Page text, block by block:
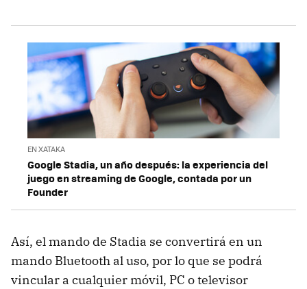
EN XATAKA
Google Stadia, un año después: la experiencia del
juego en streaming de Google, contada por un
Founder
Así, el mando de Stadia se convertirá en un
mando Bluetooth al uso, por lo que se podrá
vincular a cualquier móvil, PC o televisor